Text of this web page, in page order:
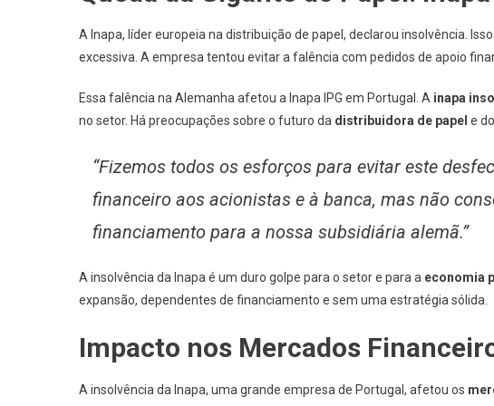
A Inapa, líder europeia na distribuição de papel, declarou insolvência.
excessiva. A empresa tentou evitar a falência com pedidos de apoio
Essa falência na Alemanha afetou a Inapa IPG em Portugal. A inapa
no setor. Há preocupações sobre o futuro da distribuidora de papel e
“Fizemos todos os esforços para evitar este
financeiro aos acionistas e à banca, mas não
financiamento para a nossa subsidiária alemã.”
A insolvência da Inapa é um duro golpe para o setor e para a economia
expansão, dependentes de financiamento e sem uma estratégia sólida.
Impacto nos Mercados
A insolvência da Inapa, uma grande empresa de Portugal, afetou os